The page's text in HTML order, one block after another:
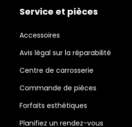
Service et pièces
Accessoires
Avis légal sur la réparabilité
Centre de carrosserie
Commande de pièces
Forfaits esthétiques
Planifiez un rendez-vous